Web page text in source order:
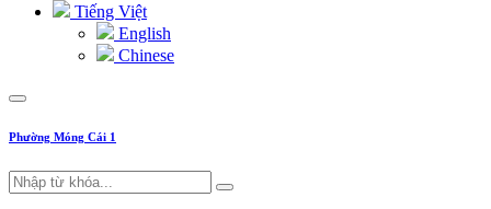
Tiếng Việt
English
Chinese
Phường Móng Cái 1